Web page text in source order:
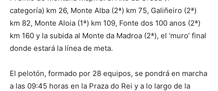
categoría) km 26, Monte Alba (2ª) km 75, Galiñeiro (2ª)
km 82, Monte Aloia (1ª) km 109, Fonte dos 100 anos (2ª)
km 160 y la subida al Monte da Madroa (2ª), el ‘muro’ final
donde estará la línea de meta.
El pelotón, formado por 28 equipos, se pondrá en marcha
a las 09:45 horas en la Praza do Rei y a lo largo de la